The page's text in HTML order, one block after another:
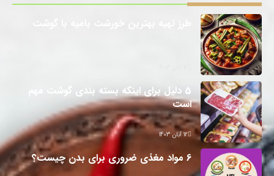
5 دلیل برای اینکه بسته بندی گوشت مهم
است
12 آبان 1403
6 مواد مغذی ضروری برای بدن چیست؟